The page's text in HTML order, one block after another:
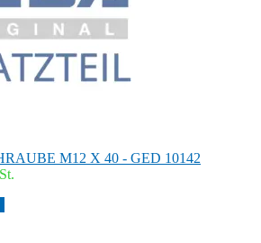
M12 X 40 - GED 10142